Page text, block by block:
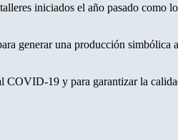
iniciados el año pasado como
generar una producción simbólica
19 y para garantizar la